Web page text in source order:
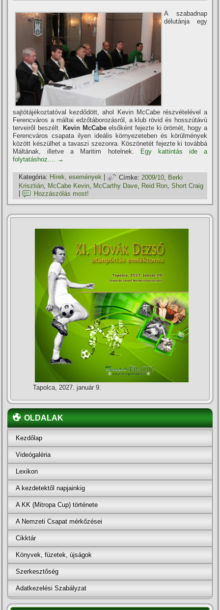
A szabadnap
délutánja egy
sajtótájékoztatóval kezdődött, ahol Kevin McCabe részvételével a
Ferencváros a máltai edzőtáborozásról, a klub rövid és hosszútávú
terveiről beszélt. Kevin McCabeelsőként fejezte ki örömét, hogy a
Ferencváros csapata ilyen ideális környezeteben és körülmények
között készülhet a tavaszi szezonra. Köszönetét fejezte ki továbbá
Máltának, illetve a Maritim hotelnek.
Egy kattintás ide a
folytatáshoz.... →
Kategória: Hí­rek, események | Címke: 2009/10
Berki
Krisztián, McCabe Kevin, McCarthy Dave, Reid Ron,Short Craig
Hozzászólás most!
Tapolca, 2027. január 9.
OLDALAK
Kezdőlap
Videógaléria
Lexikon
A kezdetektől napjainkig
A KK (Mitropa Cup) története
A Nemzeti Csapat mérkőzései
Cikktár
Könyvek, füzetek, újságok
Szerkesztőség
Adatkezelési Szabályzat